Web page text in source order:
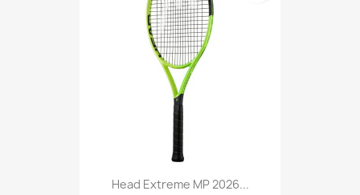
Head Extreme MP 2026...